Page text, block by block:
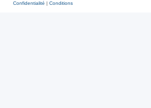
Confidentialité | Conditions